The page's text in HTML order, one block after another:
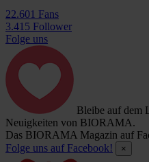
22.601 Fans
3.415 Follower
Folge uns
Bleibe auf dem
Neuigkeiten von BIORAMA.
Das BIORAMA Magazin auf
Folge uns auf Facebook!
×